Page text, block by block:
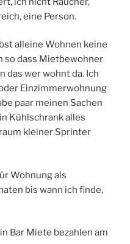
eine Person.
alleine Wohnen keine
so dass Mietbewohner
das wer wohnt da. Ich
Einzimmerwohnung
paar meinen Sachen
Kühlschrank alles
kleiner Sprinter
Wohnung als
bis wann ich finde,
Bar Miete bezahlen am